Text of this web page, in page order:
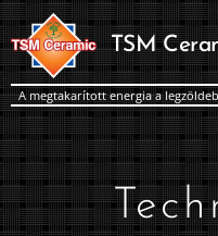
TSM
A megtakarított energia a